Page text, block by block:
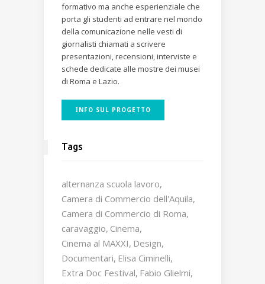
formativo ma anche esperienziale che
porta gli studenti ad entrare nel mondo
della comunicazione nelle vesti di
giornalisti chiamati a scrivere
presentazioni, recensioni, interviste e
schede dedicate alle mostre dei musei
di Roma e Lazio.
INFO SUL PROGETTO
Tags
alternanza scuola lavoro
Camera di Commercio dell'Aquila
Camera di Commercio di Roma
caravaggio Cinema
Cinema al MAXXI Design
Documentari Elisa Ciminelli
Extra Doc Festival Fabio Glielmi